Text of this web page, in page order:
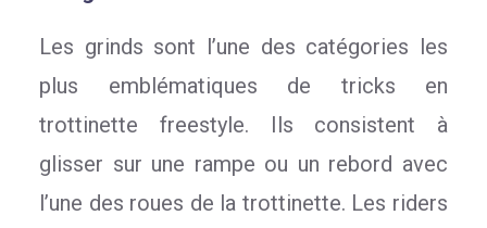
Les grinds sont l’une des catégories les
plus emblématiques de tricks en
trottinette freestyle. Ils consistent à
glisser sur une rampe ou un rebord avec
l’une des roues de la trottinette. Les riders